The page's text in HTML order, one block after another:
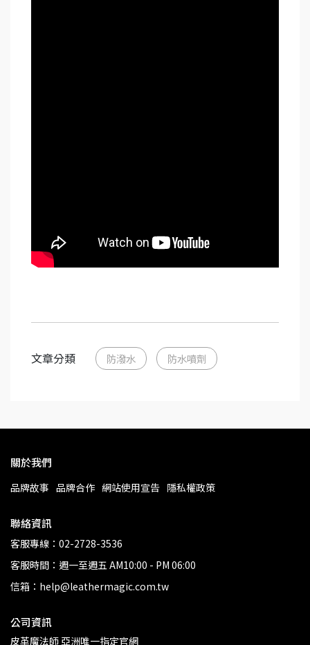
文章分類 防潑水 防水噴劑
關於我們
品牌故事 品牌合作 網站使用宣告 隱私權政策
聯絡資訊
客服專線：02-2728-3536
客服時間：週一至週五 AM10:00 - PM 06:00
信箱：help@leathermagic.com.tw
公司資訊
皮革魔法師 亞洲唯一指定官網